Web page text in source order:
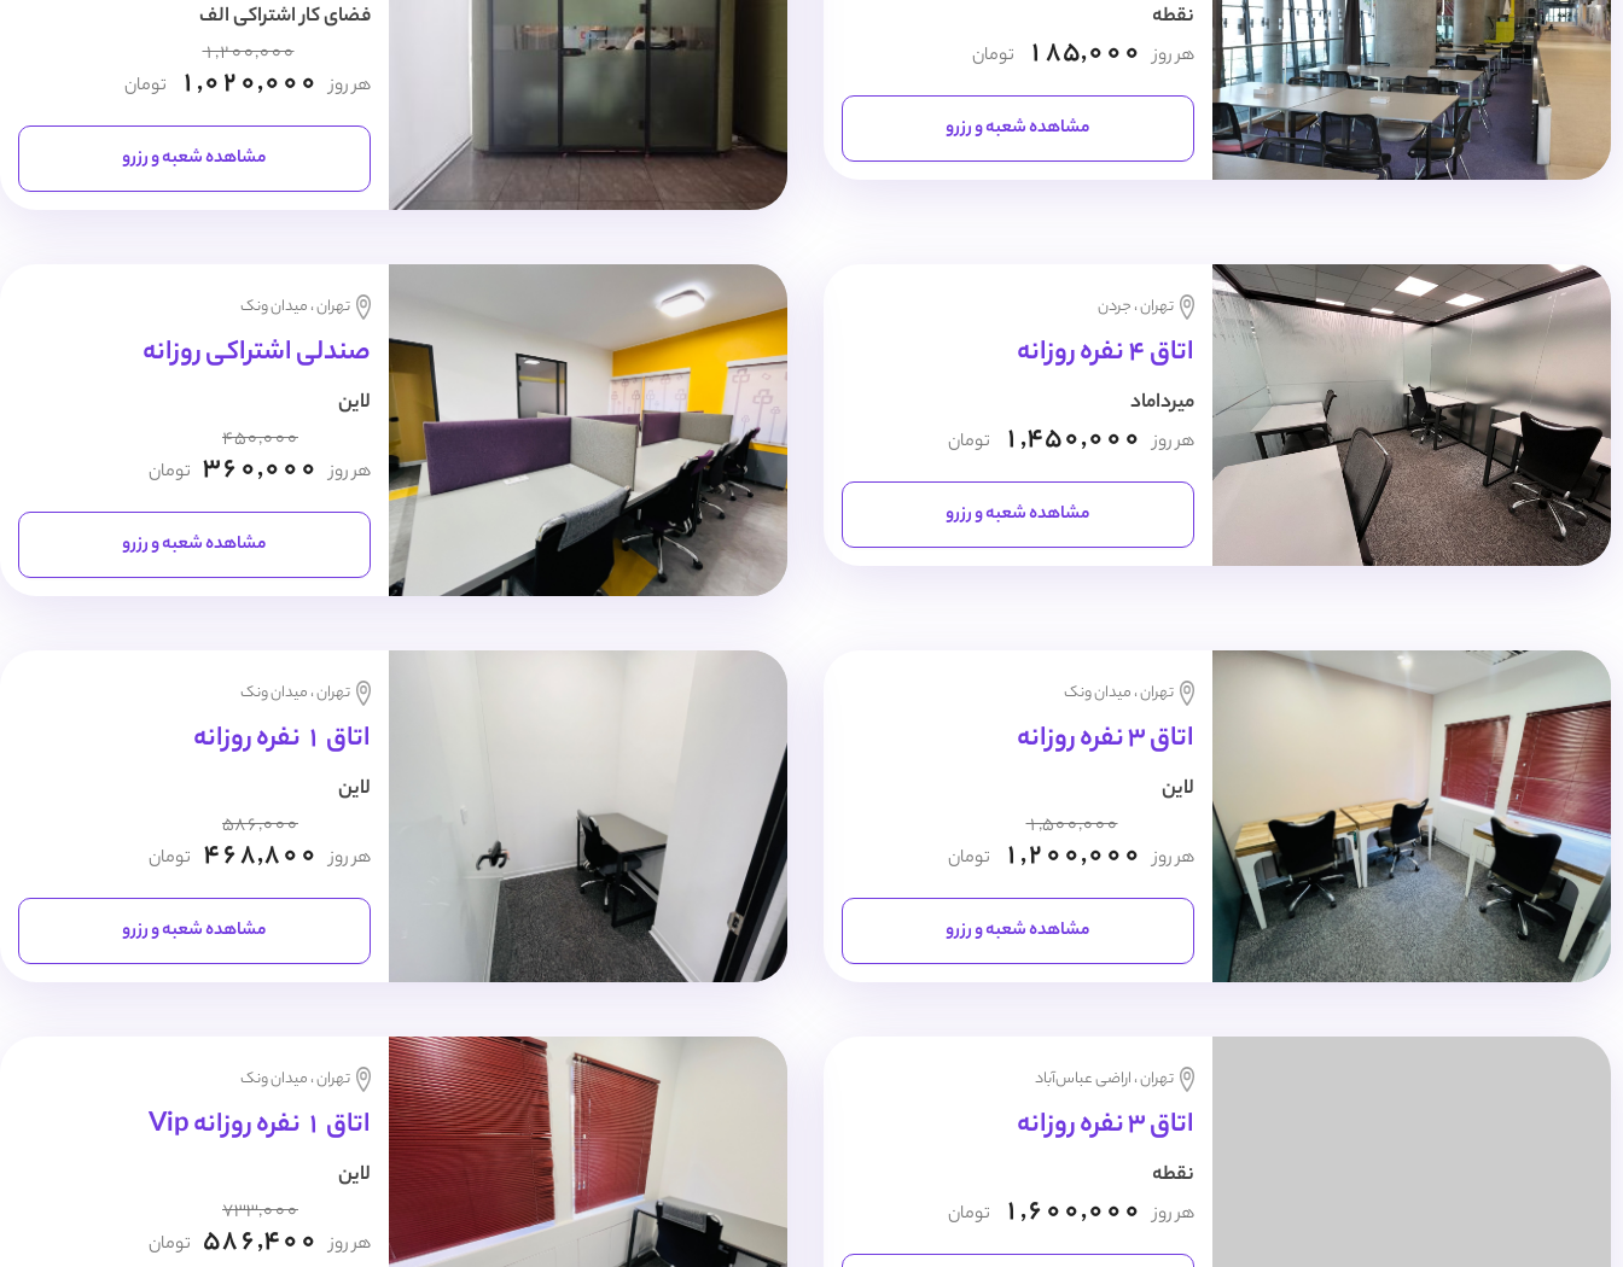
نقطه
هر روز 185,000 تومان
مشاهده شعبه و رزرو
فضای کار اشتراکی الف
هر روز
1,200,000
1,020,000 تومان
مشاهده شعبه و رزرو
تهران ، جردن
اتاق 4 نفره روزانه
میرداماد
هر روز 1,450,000 تومان
مشاهده شعبه و رزرو
تهران ، میدان ونک
صندلی اشتراکی روزانه
لاین
هر روز
450,000
360,000 تومان
مشاهده شعبه و رزرو
تهران ، میدان ونک
اتاق 3 نفره روزانه
لاین
هر روز
1,500,000
1,200,000 تومان
مشاهده شعبه و رزرو
تهران ، میدان ونک
اتاق 1 نفره روزانه
لاین
هر روز
586,000
468,800 تومان
مشاهده شعبه و رزرو
تهران ، اراضی عباس‌آباد
اتاق 3 نفره روزانه
نقطه
هر روز 1,600,000 تومان
تهران ، میدان ونک
اتاق 1 نفره روزانه Vip
لاین
هر روز
733,000
586,400 تومان